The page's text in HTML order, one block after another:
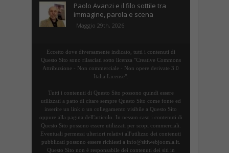
Paolo Avanzi e il filo sottile tra
immagine, parola e scena
Maggio 29th, 2026
Eccetto dove diversamente indicato, tutti i contenuti di
Questo Sito sono rilasciati sotto licenza "Creative Commons
Attribuzione - Non commerciale - Non opere derivate 3.0
Italia License".
Tutti i contenuti di Questo Sito possono quindi essere
utilizzati a patto di citare sempre Questo Sito come fonte ed
inserire un link o un collegamento visibile a Questo Sito
oppure alla pagina dell'articolo. In nessun caso i contenuti di
Questo Sito possono essere utilizzati per scopi commerciali.
Eventuali permessi ulteriori relativi all'utilizzo dei contenuti
pubblicati possono essere richiesti a info@sitiwebjoomla.it.
Questo Sito non è responsabile dei contenuti dei siti in